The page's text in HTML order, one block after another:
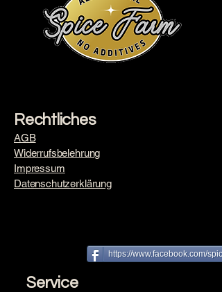
Rechtliches
AGB
Widerrufsbelehrung
Impressum
​Datenschutzerklärung
https://www.facebook.com/
Service